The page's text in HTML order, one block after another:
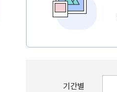
기간별